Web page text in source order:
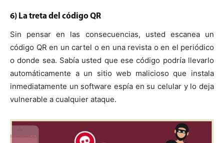
6) La treta del código QR
Sin pensar en las consecuencias, usted escanea un
código QR en un cartel o en una revista o en el periódico
o donde sea. Sabía usted que ese código podría llevarlo
automáticamente a un sitio web malicioso que instala
inmediatamente un software espía en su celular y lo deja
vulnerable a cualquier ataque.